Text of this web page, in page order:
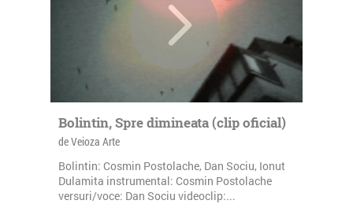
Bolintin, Spre dimineata (clip oficial)
de Veioza Arte
Bolintin: Cosmin Postolache, Dan Sociu, Ionut
Dulamita instrumental: Cosmin Postolache
versuri/voce: Dan Sociu videoclip:...